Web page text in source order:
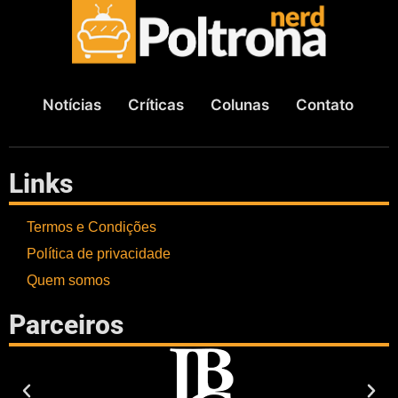
Notícias Críticas Colunas Contato
Links
Termos e Condições
Política de privacidade
Quem somos
Parceiros